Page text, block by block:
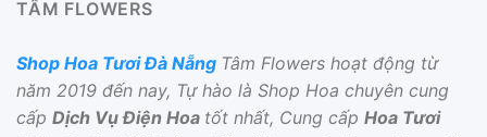
TÂM FLOWERS
Shop Hoa Tươi Đà Nẵng Tâm Flowers hoạt động từ
năm 2019 đến nay, Tự hào là Shop Hoa chuyên cung
cấp Dịch Vụ Điện Hoa tốt nhất, Cung cấp Hoa Tươi